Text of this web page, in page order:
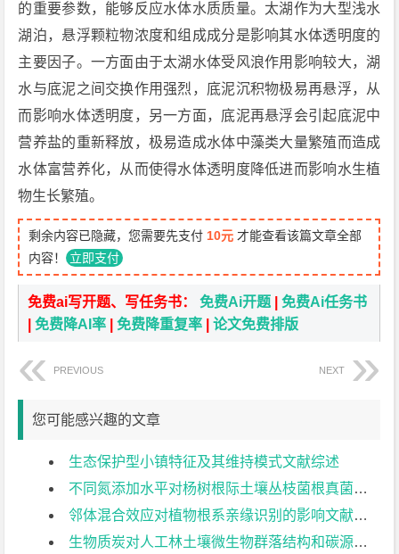
的重要参数，能够反应水体水质质量。太湖作为大型浅水
湖泊，悬浮颗粒物浓度和组成成分是影响其水体透明度的
主要因子。一方面由于太湖水体受风浪作用影响较大，湖
水与底泥之间交换作用强烈，底泥沉积物极易再悬浮，从
而影响水体透明度，另一方面，底泥再悬浮会引起底泥中
营养盐的重新释放，极易造成水体中藻类大量繁殖而造成
水体富营养化，从而使得水体透明度降低进而影响水生植
物生长繁殖。
剩余内容已隐藏，您需要先支付 10元 才能查看该篇文章全部
内容！ 立即支付
免费ai写开题、写任务书：免费Ai开题 |免费Ai任务书
|免费降AI率 |免费降重复率 |论文免费排版
PREVIOUS NEXT
您可能感兴趣的文章
生态保护型小镇特征及其维持模式文献综述
不同氮添加水平对杨树根际土壤丛枝菌根真菌群落结构的影响文献综述
邻体混合效应对植物根系亲缘识别的影响文献综述
生物质炭对人工林土壤微生物群落结构和碳源可利用性的影响：原位实验文献综述